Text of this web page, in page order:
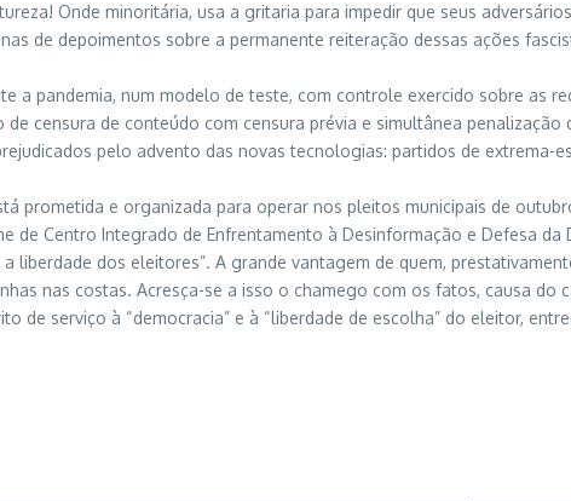
Onde minoritária, usa a gritaria para impedir que seus
de depoimentos sobre a permanente reiteração dessas ações
a pandemia, num modelo de teste, com controle exercido sobre as
censura de conteúdo com censura prévia e simultânea
pelo advento das novas tecnologias: partidos de extrema-
prometida e organizada para operar nos pleitos municipais de
de Centro Integrado de Enfrentamento à Desinformação e Defesa
liberdade dos eleitores”. A grande vantagem de quem,
nas costas. Acresça-se a isso o chamego com os fatos, causa
de serviço à “democracia” e à “liberdade de escolha” do eleitor,